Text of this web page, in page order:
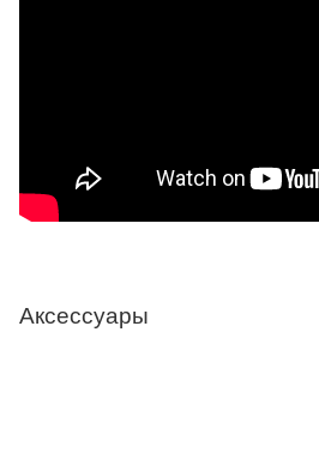
Аксессуары